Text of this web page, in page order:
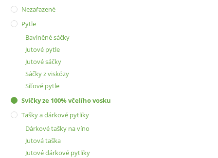
Nezařazené
Pytle
Bavlněné sáčky
Jutové pytle
Jutové sáčky
Sáčky z viskózy
Síťové pytle
Svíčky ze 100% včelího vosku
Tašky a dárkové pytlíky
Dárkové tašky na víno
Jutová taška
Jutové dárkové pytlíky